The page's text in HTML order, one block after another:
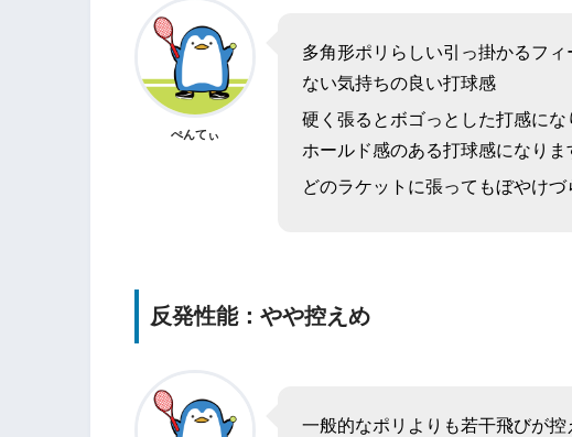
ぺんてぃ
多角形ポリらしい引っ掛かるフ
ない気持ちの良い打球感
硬く張るとボゴっとした打感に
ホールド感のある打球感になりま
どのラケットに張ってもぼやけ
反発性能：やや控えめ
一般的なポリよりも若干飛びが控